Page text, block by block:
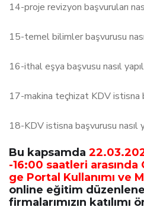
14-proje revizyon başvuruları
15-temel bilimler başvurusu
16-ithal eşya başvusu nasıl
17-makina teçhizat KDV istisna
18-KDV istisna başvurusu nasıl
Bu kapsamda
-16:00 saatleri
ge Portal Kullanımı ve
online eğitim
firmalarımızın